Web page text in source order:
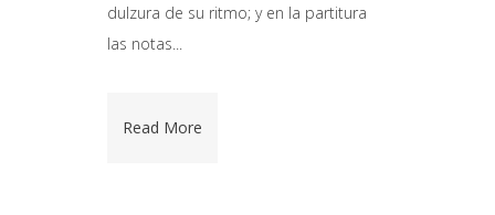
dulzura de su ritmo; y en la partitura
las notas...
Read More